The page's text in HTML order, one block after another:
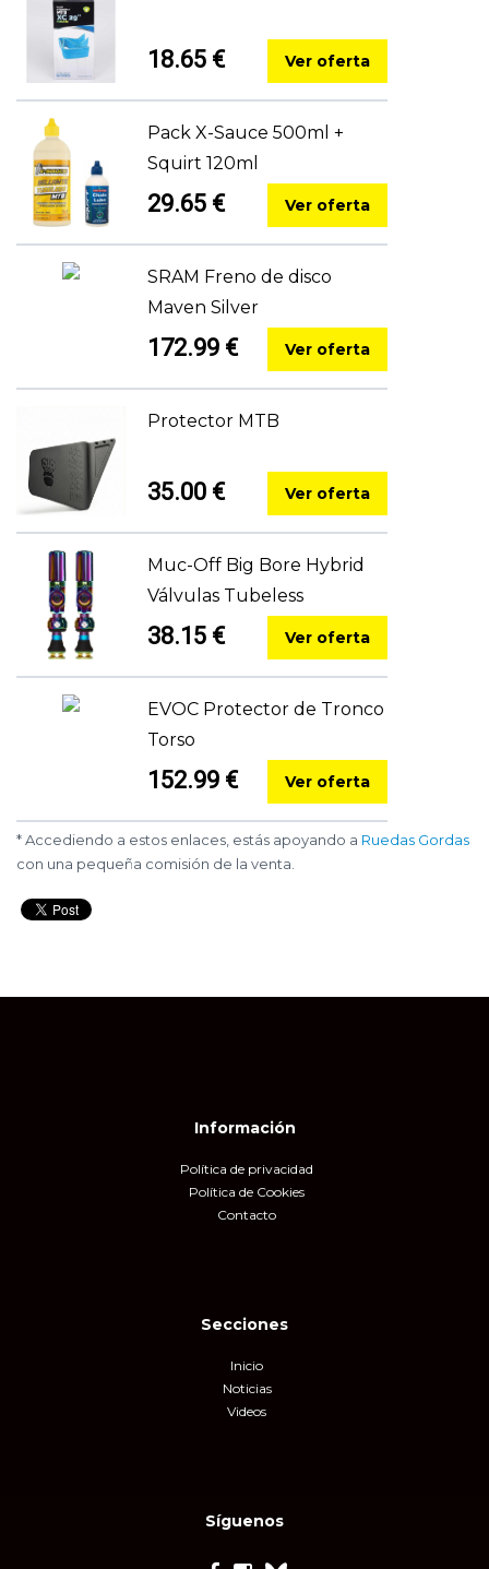
18.65 € Ver oferta
Pack X-Sauce 500ml +
Squirt 120ml
29.65 € Ver oferta
SRAM Freno de disco
Maven Silver
172.99 € Ver oferta
Protector MTB
35.00 € Ver oferta
Muc-Off Big Bore Hybrid
Válvulas Tubeless
38.15 € Ver oferta
EVOC Protector de Tronco
Torso
152.99 € Ver oferta
* Accediendo a estos enlaces, estás apoyando a Ruedas Gordas
con una pequeña comisión de la venta.
Información
Política de privacidad
Política de Cookies
Contacto
Síguenos
Secciones
Inicio
Noticias
Videos